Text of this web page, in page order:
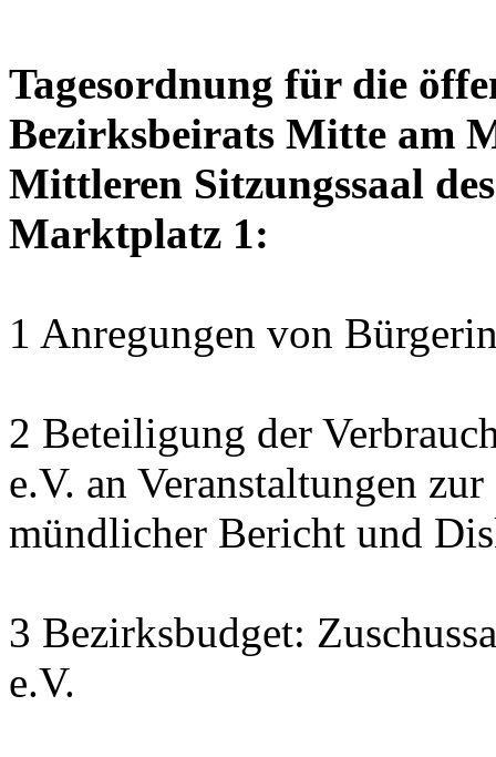
Tagesordnung für die
Bezirksbeirats Mitte am
Mittleren Sitzungssaal
Marktplatz 1:
1 Anregungen von
2 Beteiligung der
e.V. an Veranstaltungen
mündlicher Bericht und
3 Bezirksbudget:
e.V.